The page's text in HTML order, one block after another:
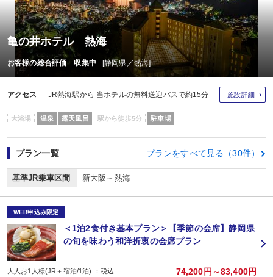
亀の井ホテル 熱海
お客様の総合評価 収集中 [静岡県／熱海]
アクセス JR熱海駅から 当ホテルの無料送迎バスで約15分 施設詳細
大浴場 温泉 露天風呂 駅から徒歩5分 駐車場
プラン一覧 プランをすべて見る（30件）
基準JR乗車区間 新大阪～熱海
WEB申込み限定
＜1泊2食付き基本プラン＞【季節の会席】静岡県
の旬を味わう和洋折衷の会席プラン
大人お1人様(JR＋宿泊/1泊) ：税込 74,200円～83,400円